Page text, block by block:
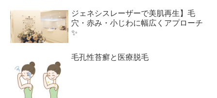
ジェネシスレーザーで美肌再生】毛
穴・赤み・小じわに幅広くアプローチ
✨
毛孔性苔癬と医療脱毛